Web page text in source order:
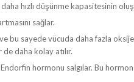
hızlı düşünme kapasitesinin
sağlar.
ve bu sayede vücuda daha fazla
daha kolay atılır.
hormonu salgılar. Bu